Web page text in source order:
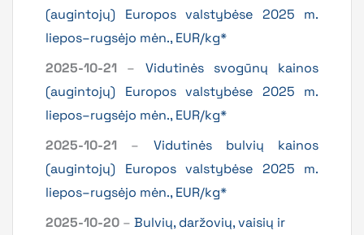
(augintojų) Europos valstybėse 2025 m.
liepos–rugsėjo mėn., EUR/kg*
2025-10-21 – Vidutinės svogūnų kainos
(augintojų) Europos valstybėse 2025 m.
liepos–rugsėjo mėn., EUR/kg*
2025-10-21 – Vidutinės bulvių kainos
(augintojų) Europos valstybėse 2025 m.
liepos–rugsėjo mėn., EUR/kg*
2025-10-20 – Bulvių, daržovių, vaisių ir